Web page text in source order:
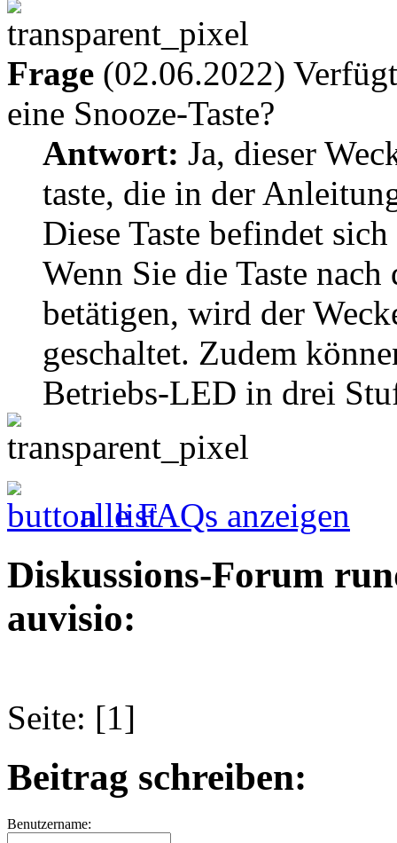
Frage (02.06.2022)
eine Snooze-Taste?
Antwort: Ja, dieser
taste, die in der
Diese Taste befindet
Wenn Sie die Taste
betätigen, wird der
geschaltet. Zudem
Betriebs-LED in drei
alle FAQs anzeigen
Diskussions-Forum
auvisio:
Seite: [1]
Beitrag schreiben:
Benutzername: